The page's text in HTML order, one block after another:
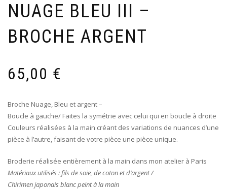
NUAGE BLEU III –
BROCHE ARGENT
65,00 €
Broche Nuage, Bleu et argent –
Boucle à gauche/ Faites la symétrie avec celui qui en boucle à droite
Couleurs réalisées à la main créant des variations de nuances d’une
pièce à l’autre, faisant de votre pièce une pièce unique.
Broderie réalisée entièrement à la main dans mon atelier à Paris
Matériaux utilisés : fils de soie, de coton et d’argent /
Chirimen japonais blanc peint à la main